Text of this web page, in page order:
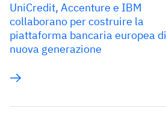
UniCredit, Accenture e IBM
collaborano per costruire la
piattaforma bancaria europea di
nuova generazione